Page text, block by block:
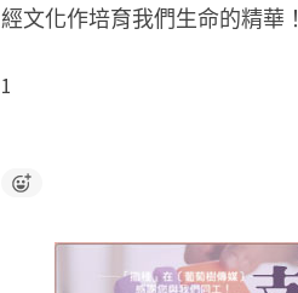
經文化作培育我們生命的精華！
1